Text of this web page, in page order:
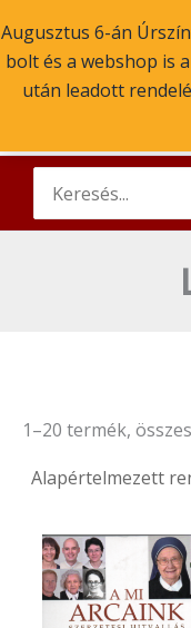
Augusztus 6-án
bolt és a webshop is
után leadott
to
content
Szent
ikonok,
for:
1–20 termék,